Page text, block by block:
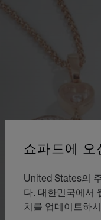
쇼파드에
United States의
다. 대한민국에서
치를 업데이트하
작품의 존재 자체